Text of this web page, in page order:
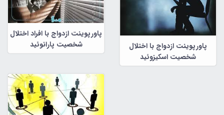
پاورپوینت ازدواج با اختلال
شخصیت اسکیزوئید
پاورپوینت ازدواج با افراد اختلال
شخصیت پارانوئید